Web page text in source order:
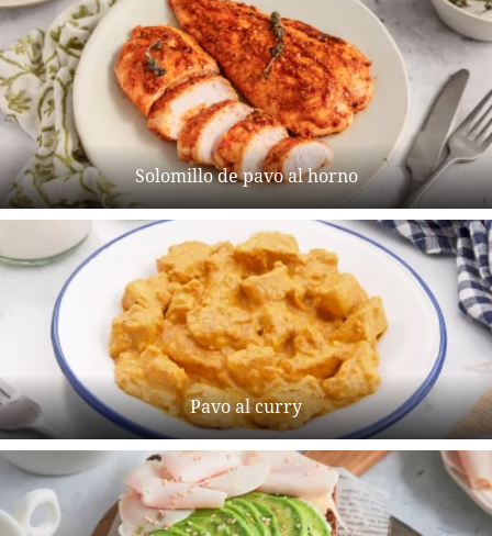
Solomillo de pavo al horno
Pavo al curry